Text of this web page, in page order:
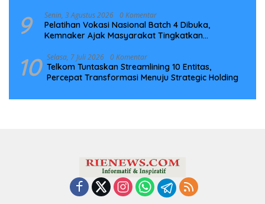
9 Senin, 3 Agustus 2026 0 Komentar
Pelatihan Vokasi Nasional Batch 4 Dibuka,
Kemnaker Ajak Masyarakat Tingkatkan
10 Selasa, 7 Juli 2026 0 Komentar
Telkom Tuntaskan Streamlining 10 Entitas,
Percepat Transformasi Menuju Strategic Holding